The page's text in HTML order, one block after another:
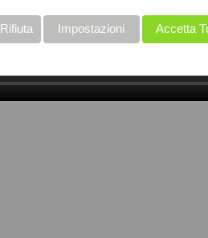
Accetta
Impostazioni
Rifiuta